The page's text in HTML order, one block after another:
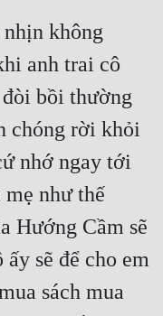
không
anh trai cô
bồi thường
chóng rời khỏi
nhớ ngay tới
như thế
Hướng Cầm sẽ
sẽ để cho em
sách mua